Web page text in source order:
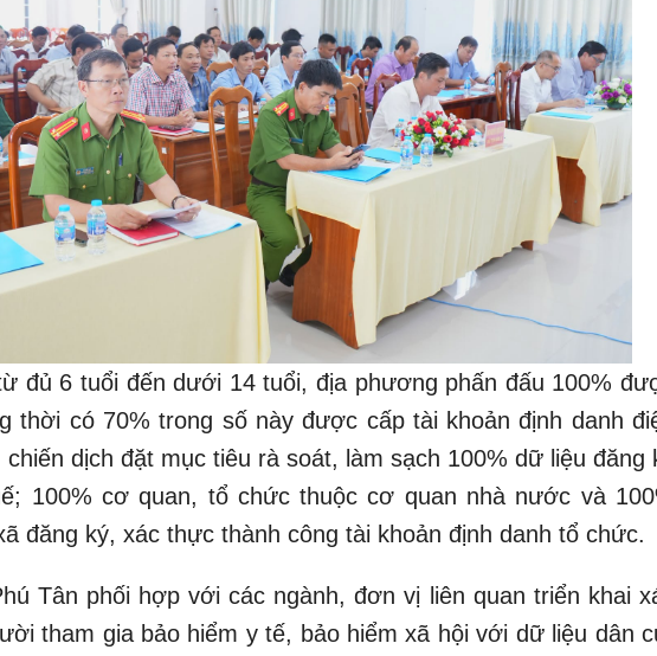
đủ 6 tuổi đến dưới 14 tuổi, địa phương phấn đấu 100%
thời có 70% trong số này được cấp tài khoản định danh
dịch đặt mục tiêu rà soát, làm sạch 100% dữ liệu đăng
100% cơ quan, tổ chức thuộc cơ quan nhà nước và
đăng ký, xác thực thành công tài khoản định danh tổ chức.
Tân phối hợp với các ngành, đơn vị liên quan triển khai
tham gia bảo hiểm y tế, bảo hiểm xã hội với dữ liệu dân